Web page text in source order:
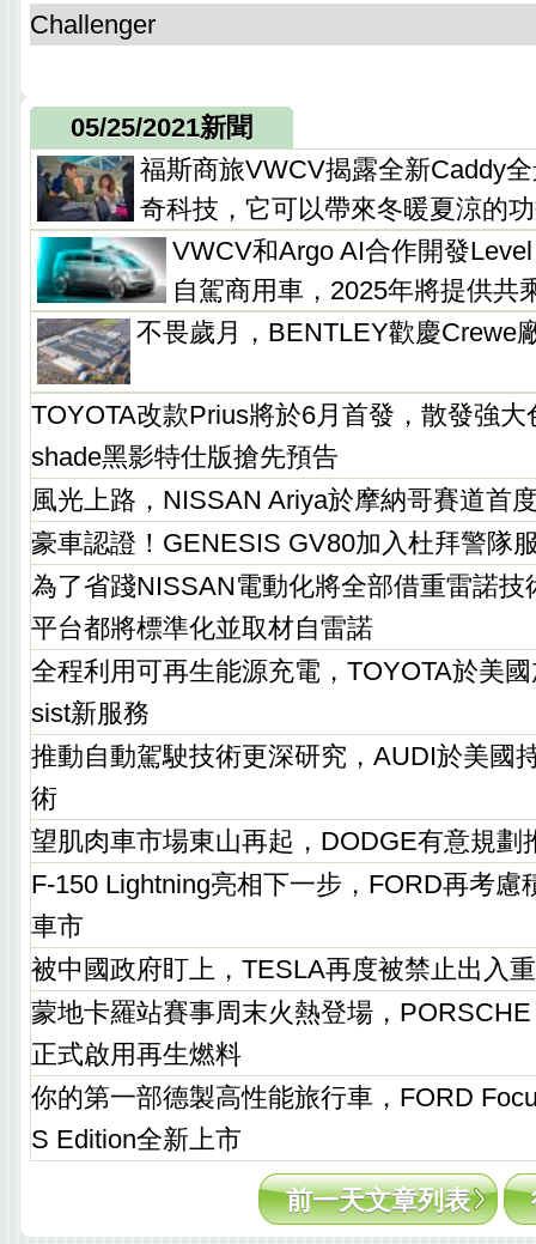
Challenger
05/25/2021新聞
福斯商旅VWCV揭露全新Caddy
奇科技，它可以帶來冬暖夏涼的
VWCV和Argo AI合作開發
自駕商用車，2025年將提供共
不畏歲月，BENTLEY歡慶Crewe
TOYOTA改款Prius將於6月首發，散發強
shade黑影特仕版搶先預告
風光上路，NISSAN Ariya於摩納哥賽道首
豪車認證！GENESIS GV80加入杜拜警隊
為了省踐NISSAN電動化將全部借重雷諾技
平台都將標準化並取材自雷諾
全程利用可再生能源充電，TOYOTA於美
sist新服務
推動自動駕駛技術更深研究，AUDI於美國
術
望肌肉車市場東山再起，DODGE有意規劃
F-150 Lightning亮相下一步，FORD再考慮
車市
被中國政府盯上，TESLA再度被禁止出入
蒙地卡羅站賽事周末火熱登場，
正式啟用再生燃料
你的第一部德製高性能旅行車，FORD
S Edition全新上市
前一天文章列表